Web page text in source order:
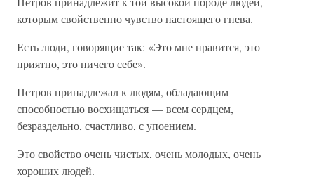
которым свойственно чувство настоящего гнева.
Есть люди, говорящие так: «Это мне нравится, это
приятно, это ничего себе».
Петров принадлежал к людям, обладающим
способностью восхищаться — всем сердцем,
безраздельно, счастливо, с упоением.
Это свойство очень чистых, очень молодых, очень
хороших людей.